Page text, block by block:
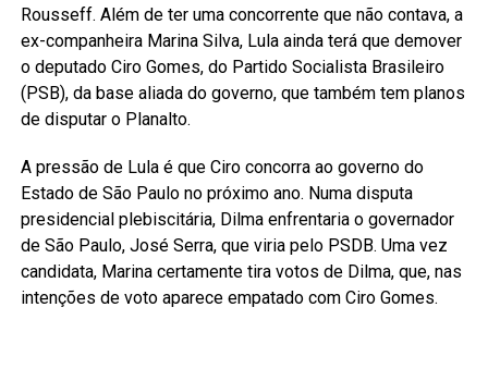
Rousseff. Além de ter uma concorrente que não contava, a
ex-companheira Marina Silva, Lula ainda terá que demover
o deputado Ciro Gomes, do Partido Socialista Brasileiro
(PSB), da base aliada do governo, que também tem planos
de disputar o Planalto.
A pressão de Lula é que Ciro concorra ao governo do
Estado de São Paulo no próximo ano. Numa disputa
presidencial plebiscitária, Dilma enfrentaria o governador
de São Paulo, José Serra, que viria pelo PSDB. Uma vez
candidata, Marina certamente tira votos de Dilma, que, nas
intenções de voto aparece empatado com Ciro Gomes.